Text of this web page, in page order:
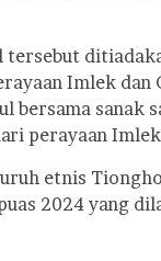
tersebut
Imlek dan
bersama sanak
perayaan Imlek
etnis
2024 yang